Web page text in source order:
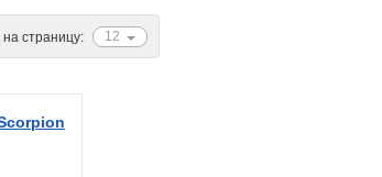
12
на страницу: